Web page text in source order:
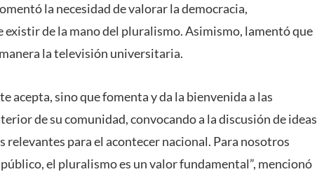
la necesidad de valorar la democracia,
de la mano del pluralismo. Asimismo, lamentó que
la televisión universitaria.
acepta, sino que fomenta y da la bienvenida a las
de su comunidad, convocando a la discusión de ideas
relevantes para el acontecer nacional. Para nosotros
el pluralismo es un valor fundamental”, mencionó